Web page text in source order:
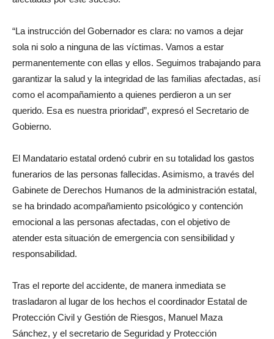
“La instrucción del Gobernador es clara: no vamos a dejar
sola ni solo a ninguna de las víctimas. Vamos a estar
permanentemente con ellas y ellos. Seguimos trabajando para
garantizar la salud y la integridad de las familias afectadas, así
como el acompañamiento a quienes perdieron a un ser
querido. Esa es nuestra prioridad”, expresó el Secretario de
Gobierno.
El Mandatario estatal ordenó cubrir en su totalidad los gastos
funerarios de las personas fallecidas. Asimismo, a través del
Gabinete de Derechos Humanos de la administración estatal,
se ha brindado acompañamiento psicológico y contención
emocional a las personas afectadas, con el objetivo de
atender esta situación de emergencia con sensibilidad y
responsabilidad.
Tras el reporte del accidente, de manera inmediata se
trasladaron al lugar de los hechos el coordinador Estatal de
Protección Civil y Gestión de Riesgos, Manuel Maza
Sánchez, y el secretario de Seguridad y Protección